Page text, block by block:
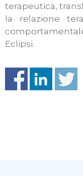
terapeutica,
la relazione
Eclipsi.